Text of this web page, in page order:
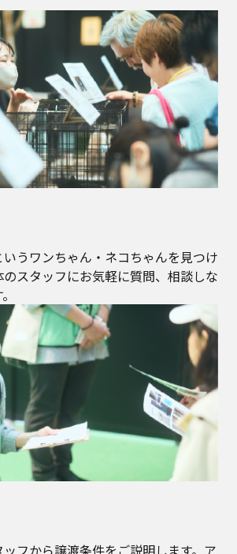
うワンちゃん・ネコちゃんを見つけ
スタッフにお気軽に質問、相談しな